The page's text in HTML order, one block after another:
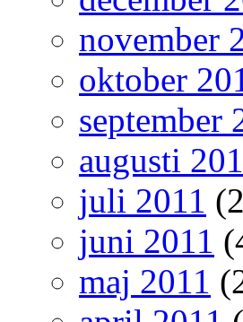
november
oktober
september
augusti
juli 2011
juni 2011
maj 2011